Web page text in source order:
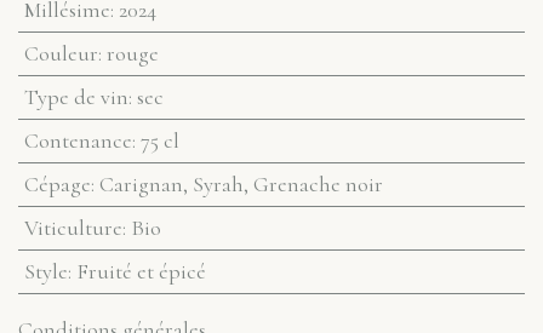
Millésime: 2024
Couleur: rouge
Type de vin: sec
Contenance: 75 cl
Cépage: Carignan, Syrah, Grenache noir
Viticulture: Bio
Style: Fruité et épicé